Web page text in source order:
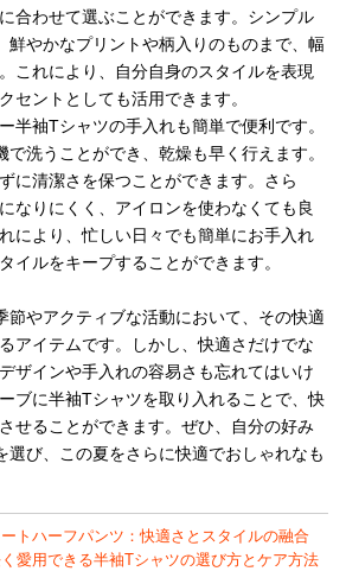
合わせて選ぶことができます。シンプル
鮮やかなプリントや柄入りのものまで、幅
これにより、自分自身のスタイルを表現
セントとしても活用できます。
半袖Tシャツの手入れも簡単で便利です。
洗うことができ、乾燥も早く行えます。
に清潔さを保つことができます。さら
なりにくく、アイロンを使わなくても良
により、忙しい日々でも簡単にお手入れ
イルをキープすることができます。
節やアクティブな活動において、その快適
アイテムです。しかし、快適さだけでな
ザインや手入れの容易さも忘れてはいけ
ブに半袖Tシャツを取り入れることで、快
せることができます。ぜひ、自分の好み
選び、この夏をさらに快適でおしゃれなも
トハーフパンツ：快適さとスタイルの融合
愛用できる半袖Tシャツの選び方とケア方法